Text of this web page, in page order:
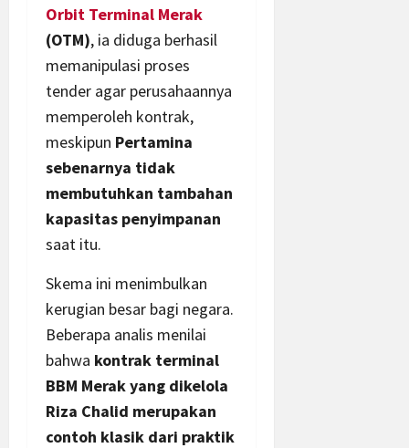
Orbit Terminal Merak
(OTM), ia diduga berhasil
memanipulasi proses
tender agar perusahaannya
memperoleh kontrak,
meskipun Pertamina
sebenarnya tidak
membutuhkan tambahan
kapasitas penyimpanan
saat itu.
Skema ini menimbulkan
kerugian besar bagi negara.
Beberapa analis menilai
bahwa kontrak terminal
BBM Merak yang dikelola
Riza Chalid merupakan
contoh klasik dari praktik